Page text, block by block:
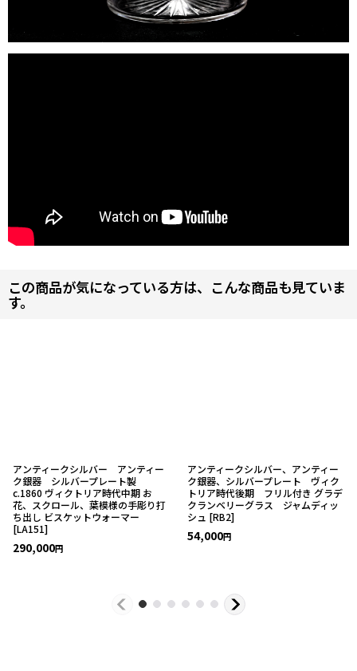
この商品が気になっている方は、こんな商品も見ていま
す。
アンティークシルバー アンティー
ク銀器 シルバープレート製
c.1860 ヴィクトリア時代中期 お
花、スクロール、葉模様の手彫り打
ち出し ビスケットウォーマー
[LA151]
290,000円
アンティークシルバー、アンティー
ク銀器、シルバープレート ヴィク
トリア時代後期 フリル付き グラデ
クランベリーグラス ジャムディッ
シュ [RB2]
54,000円